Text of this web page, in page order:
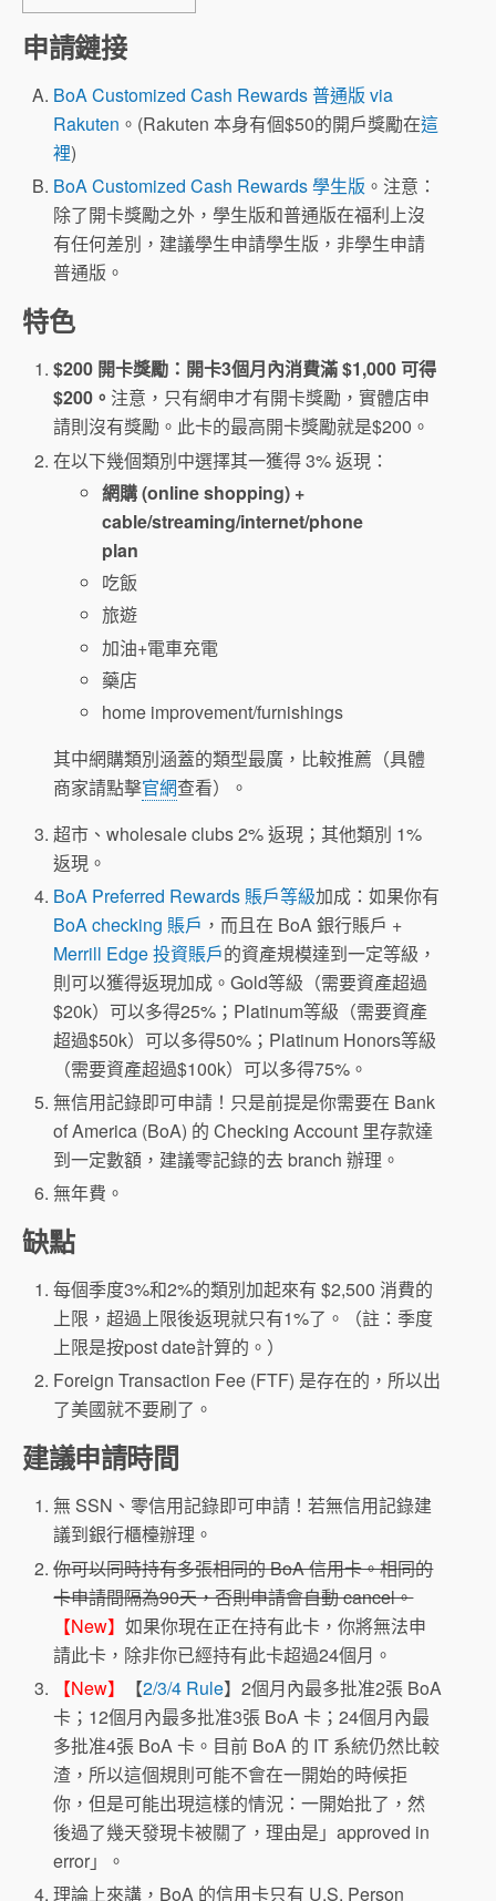
申請鏈接
BoA Customized Cash Rewards 普通版 via
Rakuten 。(Rakuten 本身有個$50的開戶獎勵在這
裡)
BoA Customized Cash Rewards 學生版 。注意：
除了開卡獎勵之外，學生版和普通版在福利上沒
有任何差別，建議學生申請學生版，非學生申請
普通版。
特色
$200 開卡獎勵：開卡3個月內消費滿 $1,000 可得
$200。 注意，只有網申才有開卡獎勵，實體店申
請則沒有獎勵。此卡的最高開卡獎勵就是$200。
在以下幾個類別中選擇其一獲得 3% 返現：
網購 (online shopping) +
cable/streaming/internet/phone
plan
吃飯
旅遊
加油+電車充電
藥店
home improvement/furnishings
其中網購類別涵蓋的類型最廣，比較推薦（具體
商家請點擊官網查看）。
超市、wholesale clubs 2% 返現；其他類別 1%
返現。
BoA Preferred Rewards 賬戶等級加成：如果你有
BoA checking 賬戶 ，而且在 BoA 銀行賬戶 +
Merrill Edge 投資賬戶的資產規模達到一定等級，
則可以獲得返現加成。Gold等級（需要資產超過
$20k）可以多得25%；Platinum等級（需要資產
超過$50k）可以多得50%；Platinum Honors等級
（需要資產超過$100k）可以多得75%。
無信用記錄即可申請！只是前提是你需要在 Bank
of America (BoA) 的 Checking Account 里存款達
到一定數額，建議零記錄的去 branch 辦理。
無年費。
缺點
每個季度3%和2%的類別加起來有 $2,500 消費的
上限，超過上限後返現就只有1%了。（註：季度
上限是按post date計算的。）
Foreign Transaction Fee (FTF) 是存在的，所以出
了美國就不要刷了。
建議申請時間
無 SSN、零信用記錄即可申請！若無信用記錄建
議到銀行櫃檯辦理。
你可以同時持有多張相同的 BoA 信用卡。相同的
卡申請間隔為90天，否則申請會自動 cancel。
【New】如果你現在正在持有此卡，你將無法申
請此卡，除非你已經持有此卡超過24個月。
【New】
【2/3/4 Rule】2個月內最多批准2張 BoA
卡；12個月內最多批准3張 BoA 卡；24個月內最
多批准4張 BoA 卡。目前 BoA 的 IT 系統仍然比較
渣，所以這個規則可能不會在一開始的時候拒
你，但是可能出現這樣的情況：一開始批了，然
後過了幾天發現卡被關了，理由是」approved in
error」。
理論上來講，BoA 的信用卡只有 U.S. Person